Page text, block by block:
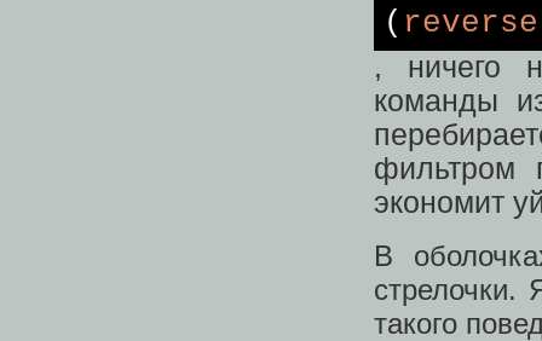
( reverse
, ничего
команды
фильтром
экономит
В
такого